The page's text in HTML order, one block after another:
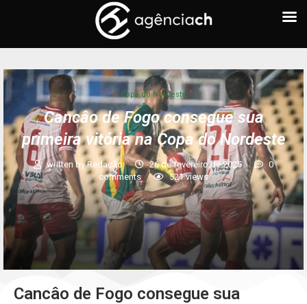
Copa do Nordeste
Cancâo de Fogo consegue sua
primeira vitória na Copa do Nordeste
written byRedação 26 de fevereiro de 2025
0
comments
521views
Cancâo de Fogo consegue sua